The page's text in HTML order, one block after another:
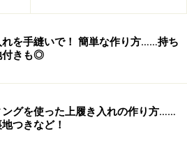
れを手縫いで！ 簡単な作り方……持ち
付きも◎
ングを使った上履き入れの作り方……
つきなど！